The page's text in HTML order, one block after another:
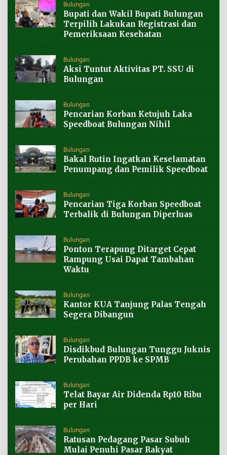
Bulungan
Bupati dan Wakil Bupati Bulungan
Terpilih Lakukan Registrasi dan
Pemeriksaan Kesehatan
Bulungan
Aksi Tuntut Aktivitas PT. SSU di
Bulungan
Bulungan
Pencarian Korban Ketujuh Laka
Speedboat Bulungan Nihil
Bulungan
Bakal Rutin Ingatkan Keselamatan
Penumpang dan Pemilik Speedboat
Bulungan
Pencarian Tiga Korban Speedboat
Terbalik di Bulungan Diperluas
Bulungan
Ponton Terapung Ditarget Cepat
Rampung Usai Dapat Tambahan
Waktu
Bulungan
Kantor KUA Tanjung Palas Tengah
Segera Dibangun
Bulungan
Disdikbud Bulungan Tunggu Juknis
Perubahan PPDB ke SPMB
Bulungan
Telat Bayar Air Didenda Rp10 Ribu
per Hari
Bulungan
Ratusan Pedagang Pasar Subuh
Mulai Penuhi Pasar Rakyat